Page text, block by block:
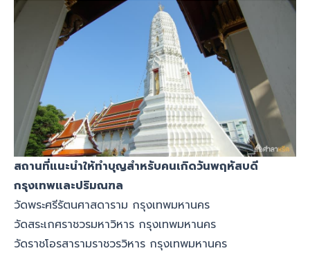
สถานที่แนะนำให้ทำบุญสำหรับคนเกิดวันพฤหัสบดี
กรุงเทพและปริมณฑล
วัดพระศรีรัตนศาสดาราม กรุงเทพมหานคร
วัดสระเกศราชวรมหาวิหาร กรุงเทพมหานคร
วัดราชโอรสารามราชวรวิหาร กรุงเทพมหานคร